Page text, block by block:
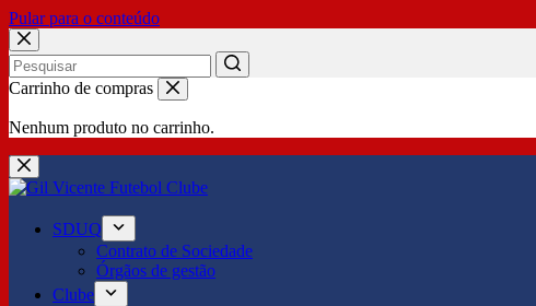
Pular para o conteúdo
No
Carrinho de compras
Nenhum produto no carrinho.
SDUQ
Contrato de Sociedade
Órgãos de gestão
Clube